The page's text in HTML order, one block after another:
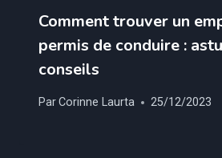
Comment trouver un
permis de conduire :
conseils
ParCorinne Laurta 25/12/2023